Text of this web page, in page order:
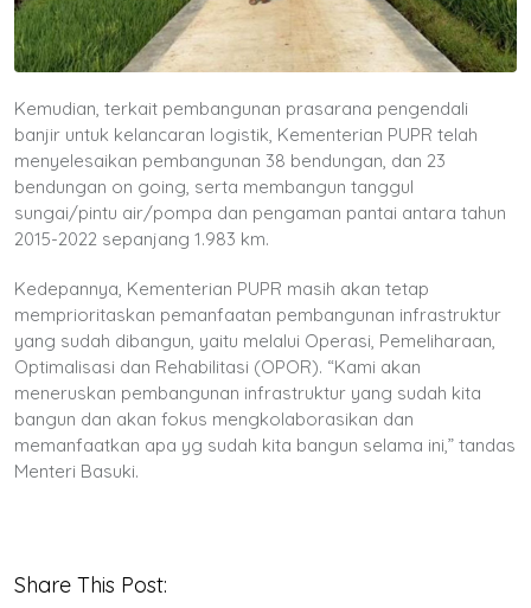
Kemudian, terkait pembangunan prasarana pengendali
banjir untuk kelancaran logistik, Kementerian PUPR telah
menyelesaikan pembangunan 38 bendungan, dan 23
bendungan on going, serta membangun tanggul
sungai/pintu air/pompa dan pengaman pantai antara tahun
2015-2022 sepanjang 1.983 km.
Kedepannya, Kementerian PUPR masih akan tetap
memprioritaskan pemanfaatan pembangunan infrastruktur
yang sudah dibangun, yaitu melalui Operasi, Pemeliharaan,
Optimalisasi dan Rehabilitasi (OPOR). “Kami akan
meneruskan pembangunan infrastruktur yang sudah kita
bangun dan akan fokus mengkolaborasikan dan
memanfaatkan apa yg sudah kita bangun selama ini,” tandas
Menteri Basuki.
Share This Post: